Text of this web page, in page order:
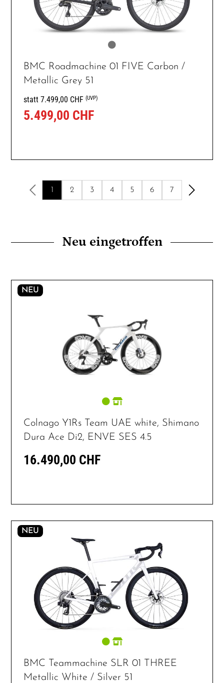
BMC Roadmachine 01 FIVE Carbon /
Metallic Grey 51
statt 7.499,00 CHF(UVP)
5.499,00 CHF
1 2 3 4 5 6 7
Neu eingetroffen
NEU
Colnago Y1Rs Team UAE white, Shimano
Dura Ace Di2, ENVE SES 4.5
16.490,00 CHF
NEU
BMC Teammachine SLR 01 THREE
Metallic White / Silver 51